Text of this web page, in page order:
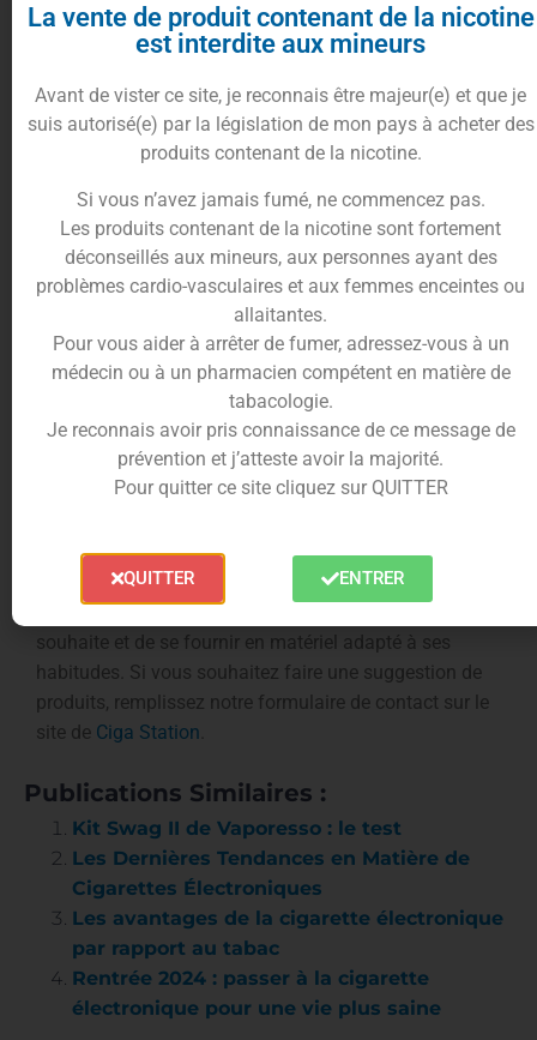
pyrex ,résistances,accus
kits completsparmi les plus faciles
Vous pourrez attribuer jusqu’à 100€ sur la carte afin
qu’elle constitue un porte-monnaie entièrement dédié à
la vape. Vous pouvez à tout moment nous demander
de récupérer la somme restante sur votre compte. Un
délai de 48h après réception de votre demande sera
nécessaire pour réaliser cette transaction.
Une offre de e-liquides
personnalisée à Grenoble
, vous pouvez nous faire des
suggestions de produits que vous aimeriez bien
pouvoir trouver dans votre distributeur. En fonction du
nombre de demandes, l’offre de l’automate sera
accessoires au plus proches de vos besoins.Ciga
mets un point d’honneur à ce que chaque
souhaite et de se fournir en matériel adapté à ses
habitudes. Si vous souhaitez faire une suggestion de
produits, remplissez notre formulaire de contact sur le
site de Ciga Station
Publications Similaires :
Kit Swag II de Vaporesso : le test
Les Dernières Tendances en Matière de
Cigarettes Électroniques
Les avantages de la cigarette électronique
par rapport au tabac
Rentrée 2024 : passer à la cigarette
électronique pour une vie plus saine
La vente de produit contenant de la nicotine
est interdite aux mineurs
Avant de vister ce site, je reconnais être majeur(e) et que je
suis autorisé(e) par la législation de mon pays à acheter des
produits contenant de la nicotine.
Si vous n’avez jamais fumé, ne commencez pas.
Les produits contenant de la nicotine sont fortement
déconseillés aux mineurs, aux personnes ayant des
problèmes cardio-vasculaires et aux femmes enceintes ou
allaitantes.
Pour vous aider à arrêter de fumer, adressez-vous à un
médecin ou à un pharmacien compétent en matière de
tabacologie.
Je reconnais avoir pris connaissance de ce message de
prévention et j’atteste avoir la majorité.
Pour quitter ce site cliquez sur QUITTER
QUITTER ENTRER